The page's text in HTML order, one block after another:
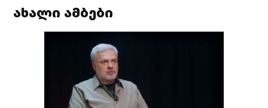
ახალი ამბები